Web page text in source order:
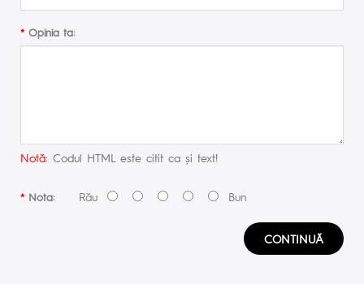
Opinia ta:
Notă: Codul HTML este citit ca şi text!
Nota:Rău Bun
CONTINUĂ